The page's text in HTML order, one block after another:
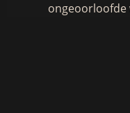
ongeoorloofde